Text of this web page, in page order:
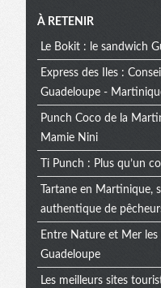
À RETENIR
Le Bokit : le sandwich
Express des Iles :
Guadeloupe -
Punch Coco de la
Mamie Nini
Ti Punch : Plus qu’un
Tartane en Martinique,
authentique de
Entre Nature et Mer
Guadeloupe
Les meilleurs sites